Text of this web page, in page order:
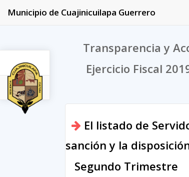
2019
Municipio de Cuajinicuilapa Guerrero
Transparencia y
Ejercicio Fiscal
El listado de
sanción y la
Segundo Trimestre